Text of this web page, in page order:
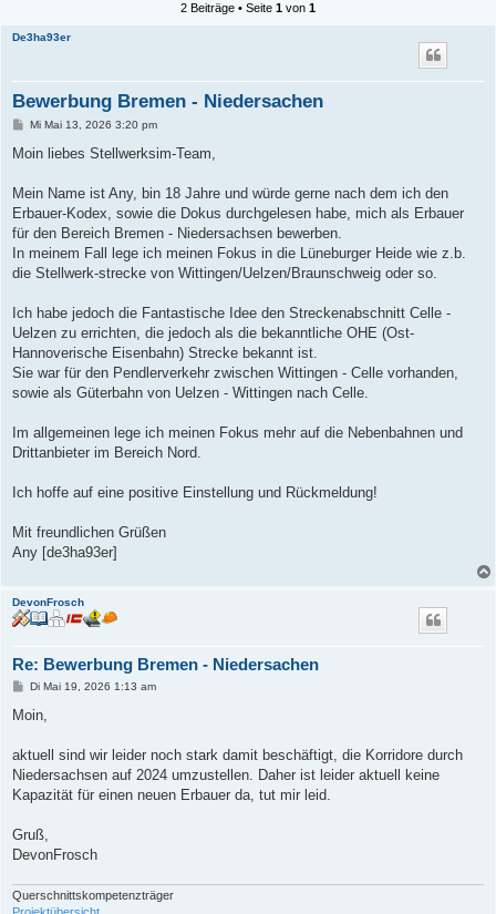
2 Beiträge • Seite 1 von 1
De3ha93er
Bewerbung Bremen - Niedersachen
B
i
a
Mi Mai 13, 2026 3:20 pm
Moin liebes Stellwerksim-Team,
Mein Name ist Any, bin 18 Jahre und würde gerne nach dem ich den
Erbauer-Kodex, sowie die Dokus durchgelesen habe, mich als Erbauer
für den Bereich Bremen - Niedersachsen bewerben.
In meinem Fall lege ich meinen Fokus in die Lüneburger Heide wie z.b.
die Stellwerk-strecke von Wittingen/Uelzen/Braunschweig oder so.
Ich habe jedoch die Fantastische Idee den Streckenabschnitt Celle -
Uelzen zu errichten, die jedoch als die bekanntliche OHE (Ost-
Hannoverische Eisenbahn) Strecke bekannt ist.
Sie war für den Pendlerverkehr zwischen Wittingen - Celle vorhanden,
sowie als Güterbahn von Uelzen - Wittingen nach Celle.
Im allgemeinen lege ich meinen Fokus mehr auf die Nebenbahnen und
Drittanbieter im Bereich Nord.
Ich hoffe auf eine positive Einstellung und Rückmeldung!
Mit freundlichen Grüßen
Any [de3ha93er]
DevonFrosch
Re: Bewerbung Bremen - Niedersachen
B
i
a
Di Mai 19, 2026 1:13 am
Moin,
aktuell sind wir leider noch stark damit beschäftigt, die Korridore durch
Niedersachsen auf 2024 umzustellen. Daher ist leider aktuell keine
Kapazität für einen neuen Erbauer da, tut mir leid.
Gruß,
DevonFrosch
Querschnittskompetenzträger